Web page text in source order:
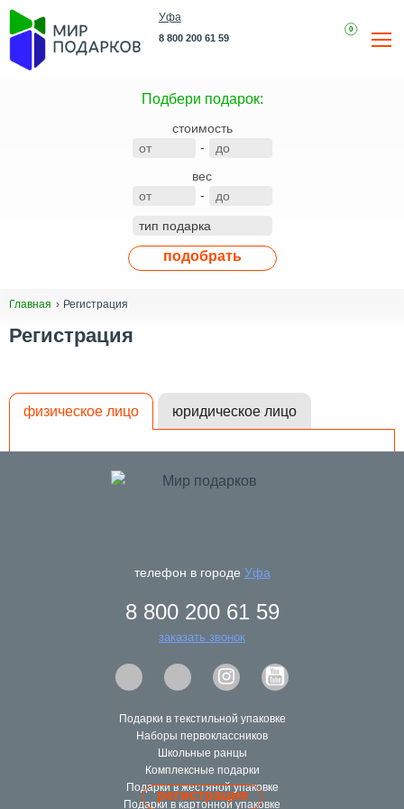
0
Уфа
8 800 200 61 59
Подбери подарок:
стоимость
-
вес
-
подобрать
Главная Регистрация
Регистрация
физическое лицо юридическое лицо
регистрация
телефон в городе Уфа
8 800 200 61 59
заказать звонок
Подарки в текстильной упаковке
Наборы первоклассников
Школьные ранцы
Комплексные подарки
Подарки в жестяной упаковке
Подарки в картонной упаковке